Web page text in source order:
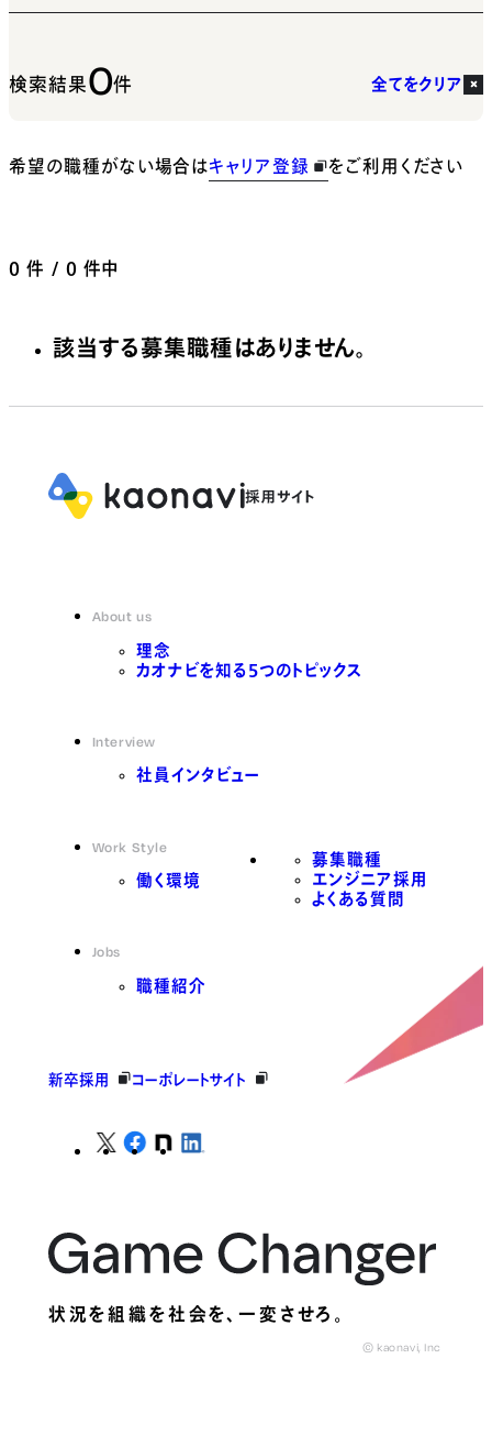
検索結果0件 全てをクリア
希望の職種がない場合はキャリア登録 をご利用ください
0 件 / 0 件中
該当する募集職種はありません。
About us
理念
カオナビを知る5つのトピックス
Interview
社員インタビュー
Work Style
働く環境
Jobs
職種紹介
募集職種
エンジニア採用
よくある質問
新卒採用 コーポレートサイト
状況を組織を社会を、一変させろ。
© kaonavi, Inc